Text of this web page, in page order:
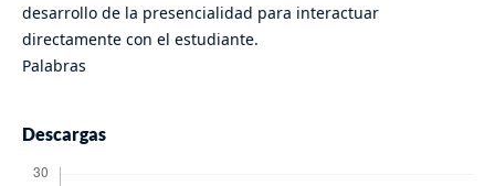
desarrollo de la presencialidad para interactuar
directamente con el estudiante.
Palabras
Descargas